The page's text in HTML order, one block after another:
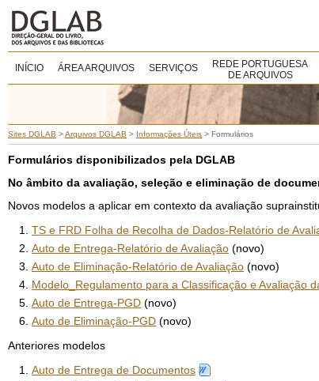
INÍCIO ÁREA ARQUIVOS SERVIÇOS
REDE PORTUGUESA
DE ARQUIVOS
Sites DGLAB >Arquivos DGLAB > Informações Úteis > Formulários
Formulários disponibilizados pela DGLAB
No âmbito da avaliação, seleção e eliminação de
Novos modelos a aplicar em contexto da avaliação
TS e FRD Folha de Recolha de Dados-Relatório de
Auto de Entrega-Relatório de Avaliação (novo)
Auto de Eliminação-Relatório de Avaliação (novo)
Modelo_Regulamento para a Classificação e Avaliação
Auto de Entrega-PGD (novo)
Auto de Eliminação-PGD (novo)
Anteriores modelos
Auto de Entrega de Documentos